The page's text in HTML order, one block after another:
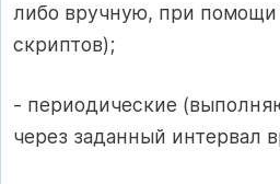
либо вручную, при
скриптов);
- периодические
через заданный интервал